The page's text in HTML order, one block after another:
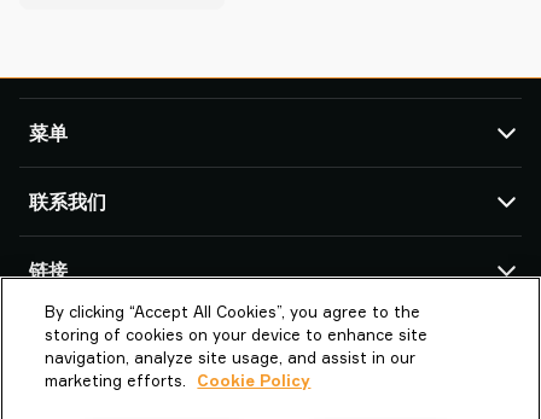
菜单
产品
成功案例
关于我们
Vaculex 就是 TAWI
Sustainability at TAWI
联系我们
TAWI 办公室及合作伙伴
派亚博真空技术（上海）有限公司
上海市闵行区中春路1288号金地威新科创
园13号楼3楼 201109 上海市
链接
关于Piab Group
TAWI – Part of Piab Group
职业机会
By clicking “Accept All Cookies”, you agree to the
storing of cookies on your device to enhance site
navigation, analyze site usage, and assist in our
marketing efforts.
Cookie Policy